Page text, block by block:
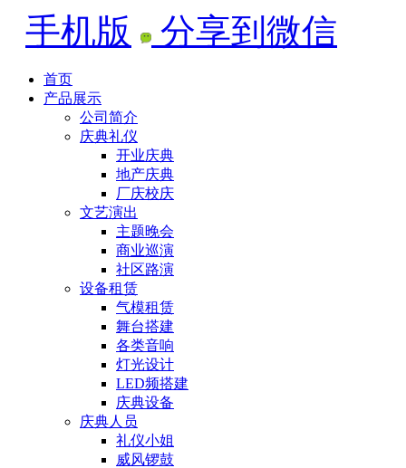
手机版 分享到微信
首页
产品展示
公司简介
庆典礼仪
开业庆典
地产庆典
厂庆校庆
文艺演出
主题晚会
商业巡演
社区路演
设备租赁
气模租赁
舞台搭建
各类音响
灯光设计
LED频搭建
庆典设备
庆典人员
礼仪小姐
威风锣鼓